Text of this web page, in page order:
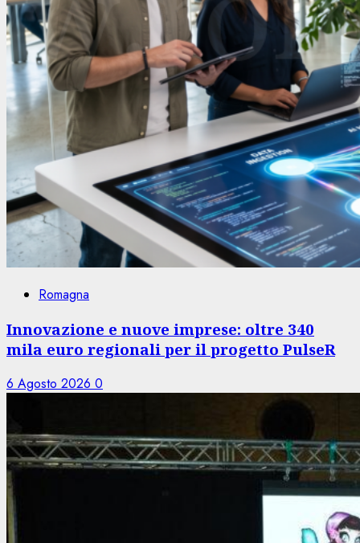
Romagna
Innovazione e nuove imprese: oltre 340
mila euro regionali per il progetto PulseR
6 Agosto 2026 0